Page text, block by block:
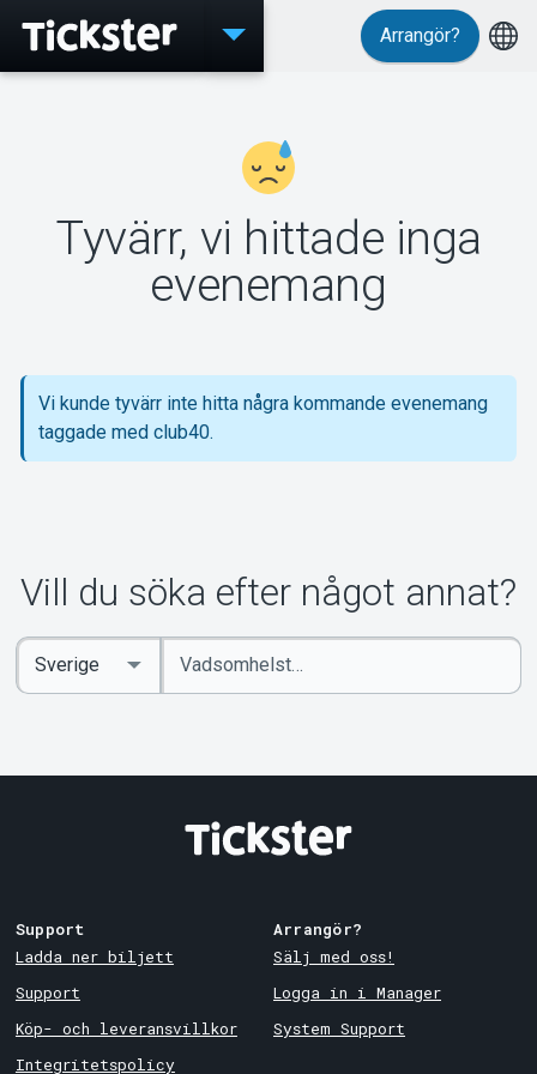
Evenemang
MyTickster
Support
Arrangör?
Tyvärr, vi hittade inga
evenemang
Vi kunde tyvärr inte hitta några kommande evenemang
taggade med club40.
Vill du söka efter något annat?
Ange
sökord
Select
Country
Support
Ladda ner biljett
Support
Köp- och leveransvillkor
Integritetspolicy
Arrangör?
Sälj med oss!
Logga in i Manager
System Support